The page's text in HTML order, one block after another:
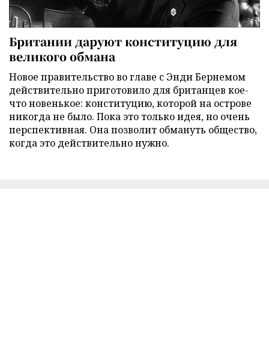
Британии даруют конституцию для
великого обмана
Новое правительство во главе с Энди Бернемом
действительно приготовило для британцев кое-
что новенькое: конституцию, которой на острове
никогда не было. Пока это только идея, но очень
перспективная. Она позволит обмануть общество,
когда это действительно нужно.